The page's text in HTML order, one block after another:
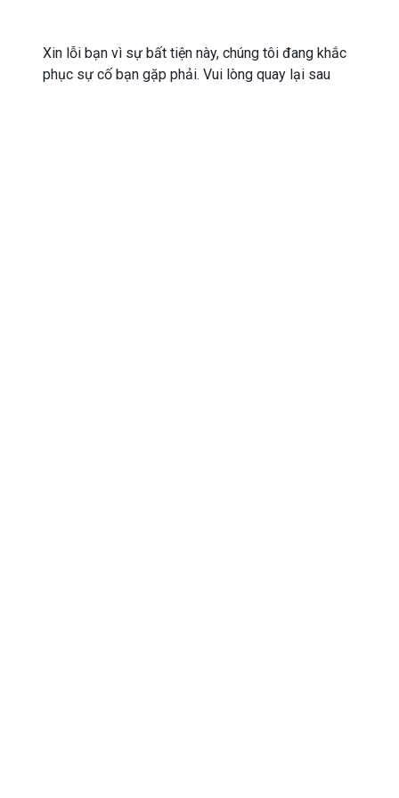
Xin lỗi bạn vì sự bất tiện này, chúng tôi đang khắc
phục sự cố bạn gặp phải. Vui lòng quay lại sau